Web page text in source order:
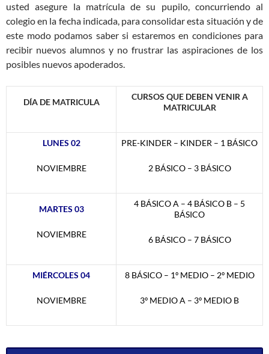
usted asegure la matrícula de su pupilo, concurriendo al
colegio en la fecha indicada, para consolidar esta situación y de
este modo podamos saber si estaremos en condiciones para
recibir nuevos alumnos y no frustrar las aspiraciones de los
posibles nuevos apoderados.
DÍADE MATRICULA
CURSOS QUE DEBEN VENIR A
MATRICULAR
LUNES 02
NOVIEMBRE
PRE-KINDER – KINDER – 1 BÁSICO
2 BÁSICO – 3 BÁSICO
MARTES 03
NOVIEMBRE
4 BÁSICO A – 4 BÁSICO B – 5
BÁSICO
6 BÁSICO – 7 BÁSICO
MIÉRCOLES 04
NOVIEMBRE
8 BÁSICO – 1º MEDIO – 2º MEDIO
3º MEDIO A – 3º MEDIO B